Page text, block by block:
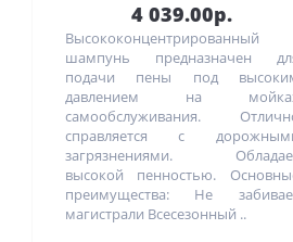
4 039.00р.
Высококонцентрированный
шампунь предназначен
подачи пены под
давлением на
самообслуживания.
справляется с
загрязнениями.
высокой пенностью.
преимущества: Не
магистрали Всесезонный ..